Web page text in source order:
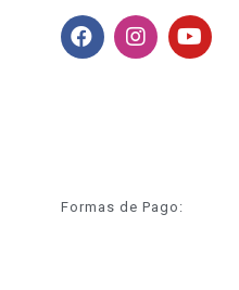
Formas de Pago: